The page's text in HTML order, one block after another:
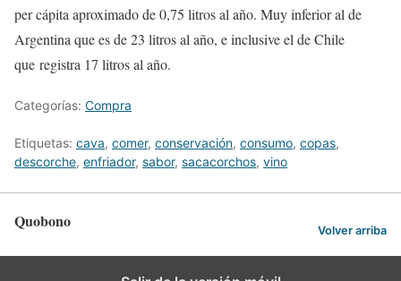
per cápita aproximado de 0,75 litros al año. Muy inferior al de
Argentina que es de 23 litros al año, e inclusive el de Chile
que registra 17 litros al año.
Categorías: Compra
Etiquetas: cava, comer, conservación, consumo, copas,
descorche, enfriador, sabor, sacacorchos, vino
Quobono Volver arriba